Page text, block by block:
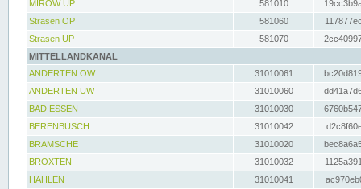
MIROW UP
581010
Strasen OP
581060
Strasen UP
581070
MITTELLANDKANAL
ANDERTEN OW
31010061
ANDERTEN UW
31010060
BAD ESSEN
31010030
BERENBUSCH
31010042
BRAMSCHE
31010020
BROXTEN
31010032
HAHLEN
31010041